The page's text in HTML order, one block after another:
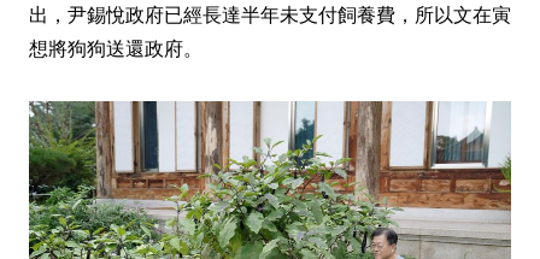
出，尹錫悅政府已經長達半年未支付飼養費，所以文在寅
想將狗狗送還政府。